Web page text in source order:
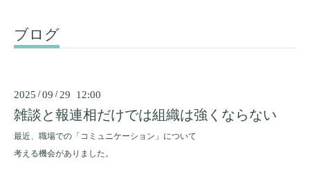
ブログ
2025 /09 / 29 12:00
雑談と報連相だけでは組織は強くならない
最近、職場での「コミュニケーション」について
考える機会がありました。